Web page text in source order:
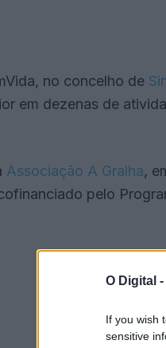
O Digital -
If you wish
sensitive
no concelho de
em dezenas de
Associação A Gralha,
pelo